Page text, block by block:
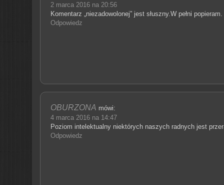
2 marca 2016 na 20:56
Komentarz „niezadowolonej” jest słuszny.W pełni popieram.
Odpowiedz
OBURZONA mówi:
4 marca 2016 na 14:47
Poziom intelektualny niektórych naszych radnych jest
Odpowiedz